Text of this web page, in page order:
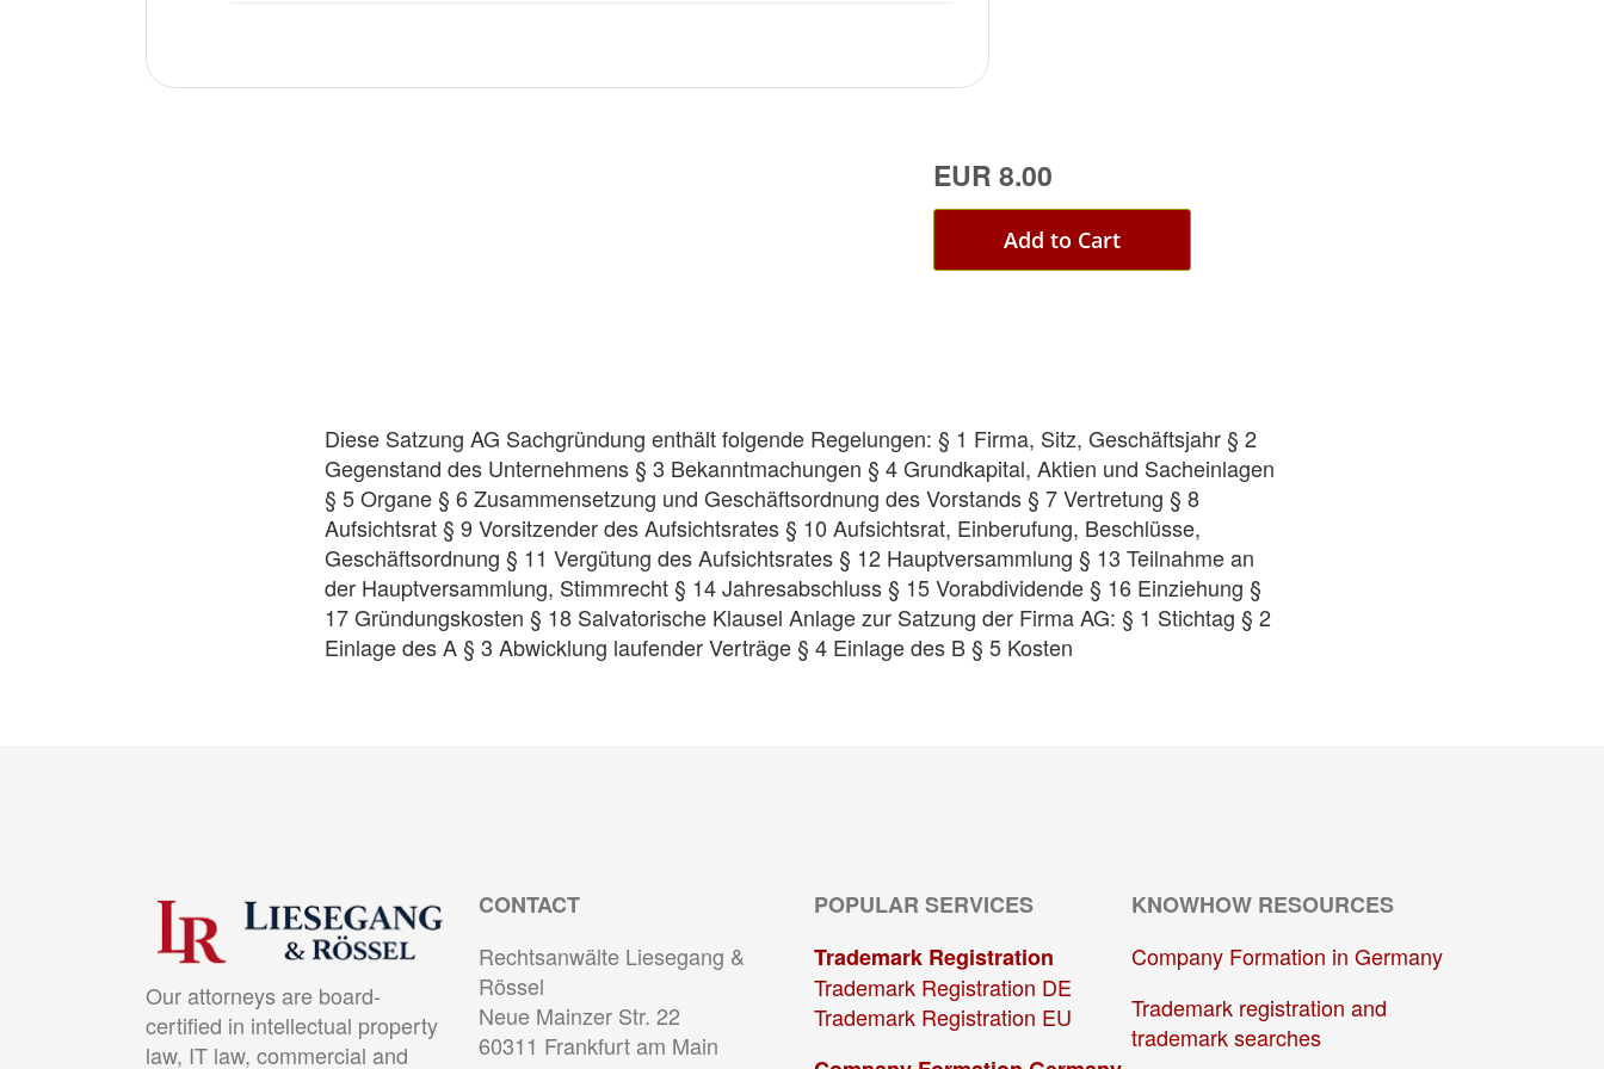
EUR 8.00
Add to Cart
Diese Satzung AG Sachgründung enthält folgende Regelungen: § 1 Firma, Sitz, Geschäftsjahr § 2
Gegenstand des Unternehmens § 3 Bekanntmachungen § 4 Grundkapital, Aktien und Sacheinlagen
§ 5 Organe § 6 Zusammensetzung und Geschäftsordnung des Vorstands § 7 Vertretung § 8
Aufsichtsrat § 9 Vorsitzender des Aufsichtsrates § 10 Aufsichtsrat, Einberufung, Beschlüsse,
Geschäftsordnung § 11 Vergütung des Aufsichtsrates § 12 Hauptversammlung § 13 Teilnahme an
der Hauptversammlung, Stimmrecht § 14 Jahresabschluss § 15 Vorabdividende § 16 Einziehung §
17 Gründungskosten § 18 Salvatorische Klausel Anlage zur Satzung der Firma AG: § 1 Stichtag § 2
Einlage des A § 3 Abwicklung laufender Verträge § 4 Einlage des B § 5 Kosten
Our attorneys are board-
certified in intellectual property
law, IT law, commercial and
CONTACT
Rechtsanwälte Liesegang &
Rössel
Neue Mainzer Str. 22
60311 Frankfurt am Main
POPULAR SERVICES
Trademark Registration
Trademark Registration DE
Trademark Registration EU
KNOWHOW RESOURCES
Company Formation in Germany
Trademark registration and
trademark searches